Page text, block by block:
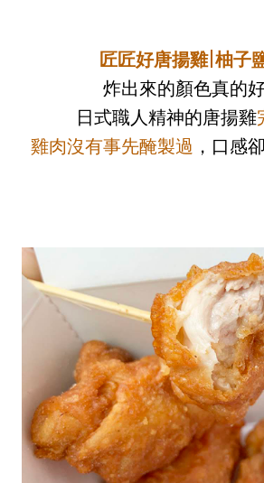
匠匠好唐揚雞|柚子
炸出來的顏色真的
日式職人精神的唐揚雞
雞肉沒有事先醃製過 ，口感